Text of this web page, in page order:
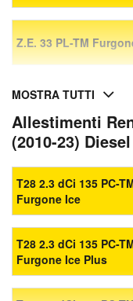
Z.E. 33 PL-TM
MOSTRA TUTTI
Allestimenti
(2010-23)
T28 2.3 dCi 135 PC-
Furgone Ice
T28 2.3 dCi 135 PC-
Furgone Ice Plus